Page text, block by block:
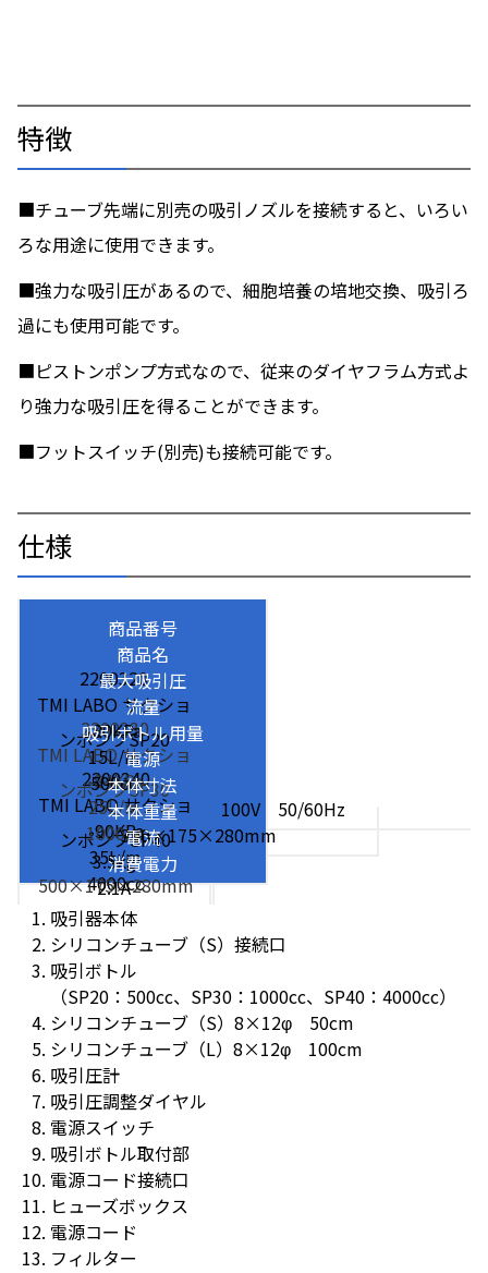
特徴
■チューブ先端に別売の吸引ノズルを接続すると、いろい
ろな用途に使用できます。
■強力な吸引圧があるので、細胞培養の培地交換、吸引ろ
過にも使用可能です。
■ピストンポンプ方式なので、従来のダイヤフラム方式よ
り強力な吸引圧を得ることができます。
■フットスイッチ(別売)も接続可能です。
仕様
商品番号
2200320
2200330
2200340
商品名
TMI LABO サクショ
ンポンプSP20
TMI LABO サクショ
ンポンプSP30
TMI LABO サクショ
ンポンプSP40
最大吸引圧
-80KPa
-84KPa
-90KPa
流量
15L/m
25L/m
35L/m
吸引ボトル用量
500cc
1000cc
4000cc
電源
100V 50/60Hz
本体寸法
390×175×280mm
500×175×280mm
本体重量
3.5kg
4kg
7.5kg
電流
2.1A
1.0A
1.1A
消費電力
84W
76W
101W
吸引器本体
シリコンチューブ（S）接続口
吸引ボトル
（SP20：500cc、SP30：1000cc、SP40：4000cc）
シリコンチューブ（S）8×12φ 50cm
シリコンチューブ（L）8×12φ 100cm
吸引圧計
吸引圧調整ダイヤル
電源スイッチ
吸引ボトル取付部
電源コード接続口
ヒューズボックス
電源コード
フィルター